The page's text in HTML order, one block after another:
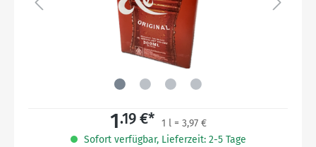
1.19 €*
1 l = 3,97 €
Sofort verfügbar, Lieferzeit: 2-5 Tage